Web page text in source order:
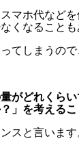
マホ代など
くなることも
てしまうので
がどれくら
」を考えるこ
スと言います